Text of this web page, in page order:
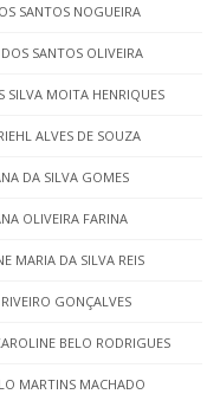
SANTOS NOGUEIRA
SANTOS OLIVEIRA
SILVA MOITA HENRIQUES
ALVES DE SOUZA
DA SILVA GOMES
OLIVEIRA FARINA
MARIA DA SILVA REIS
GONÇALVES
BELO RODRIGUES
MARTINS MACHADO